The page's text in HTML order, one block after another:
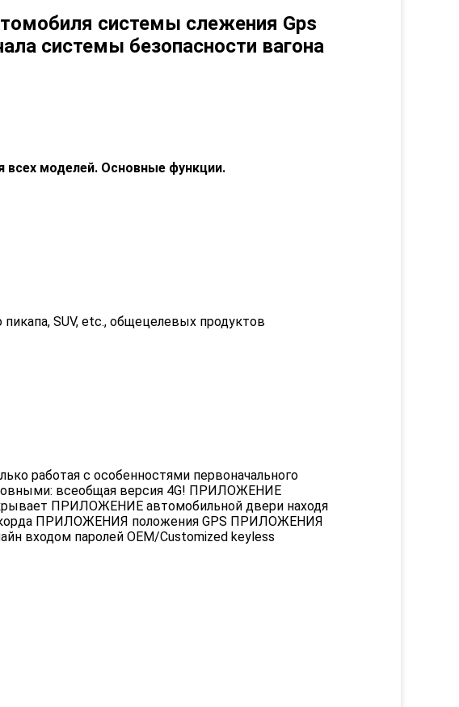
системы слежения Gps
системы безопасности вагона
моделей. Основные функции.
SUV, etc., общецелевых продуктов
работая с особенностями первоначального
всеобщая версия 4G! ПРИЛОЖЕНИЕ
ПРИЛОЖЕНИЕ автомобильной двери находя
ПРИЛОЖЕНИЯ положения GPS ПРИЛОЖЕНИЯ
входом паролей OEM/Customized keyless